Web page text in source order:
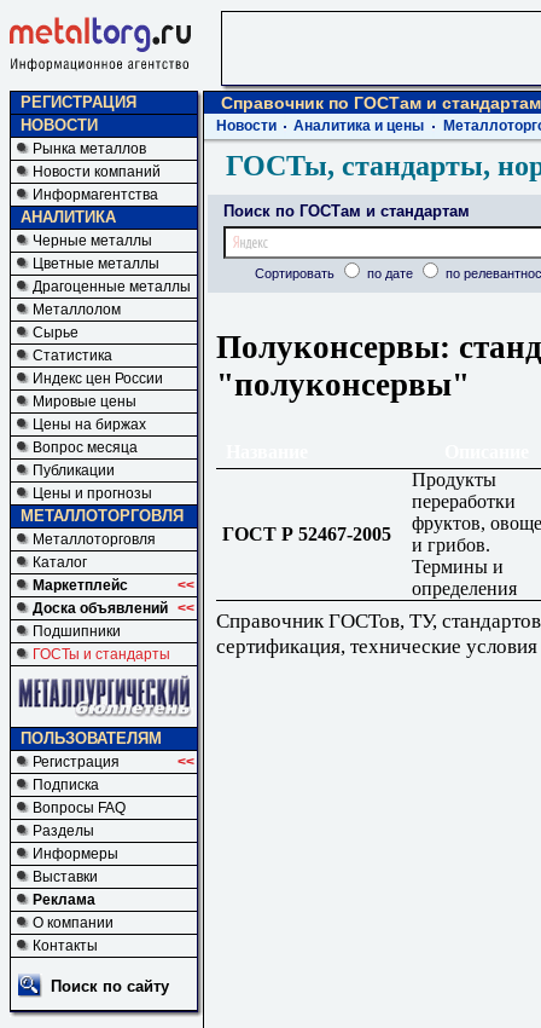
РЕГИСТРАЦИЯ
НОВОСТИ
Рынка металлов
Новости компаний
Информагентства
АНАЛИТИКА
Черные металлы
Цветные металлы
Драгоценные металлы
Металлолом
Сырье
Статистика
Индекс цен России
Мировые цены
Цены на биржах
Вопрос месяца
Публикации
Цены и прогнозы
МЕТАЛЛОТОРГОВЛЯ
Металлоторговля
Каталог
Маркетплейс
<<
Доска объявлений <<
Подшипники
ГОСТы и стандарты
ПОЛЬЗОВАТЕЛЯМ
Регистрация
<<
Подписка
Вопросы FAQ
Разделы
Информеры
Выставки
Реклама
О компании
Контакты
Поиск по сайту
Справочник по ГОСТам и стандартам
Новости Аналитика и цены
ГОСТы, стандарты,
Поиск по ГОСТам и стандартам
Сортировать по дате по
Полуконсервы:
"полуконсервы"
ГОСТ Р 52467-2005
Продукты
переработки
фруктов,
и грибов.
Термины и
определения
Справочник ГОСТов, ТУ,
сертификация, технические условия